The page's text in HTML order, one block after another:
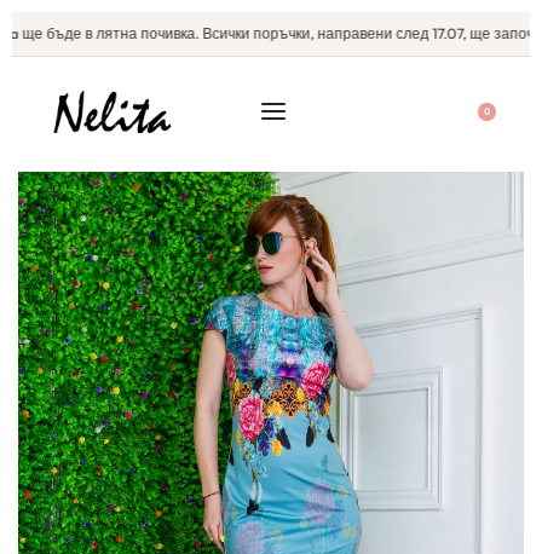
бъде в лятна почивка. Всички поръчки, направени след 17.07, ще
0